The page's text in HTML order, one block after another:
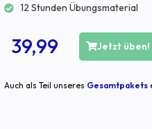
12 Stunden Übungsmaterial
39,99 Jetzt üben!
Auch als Teil unseres Gesamtpakets